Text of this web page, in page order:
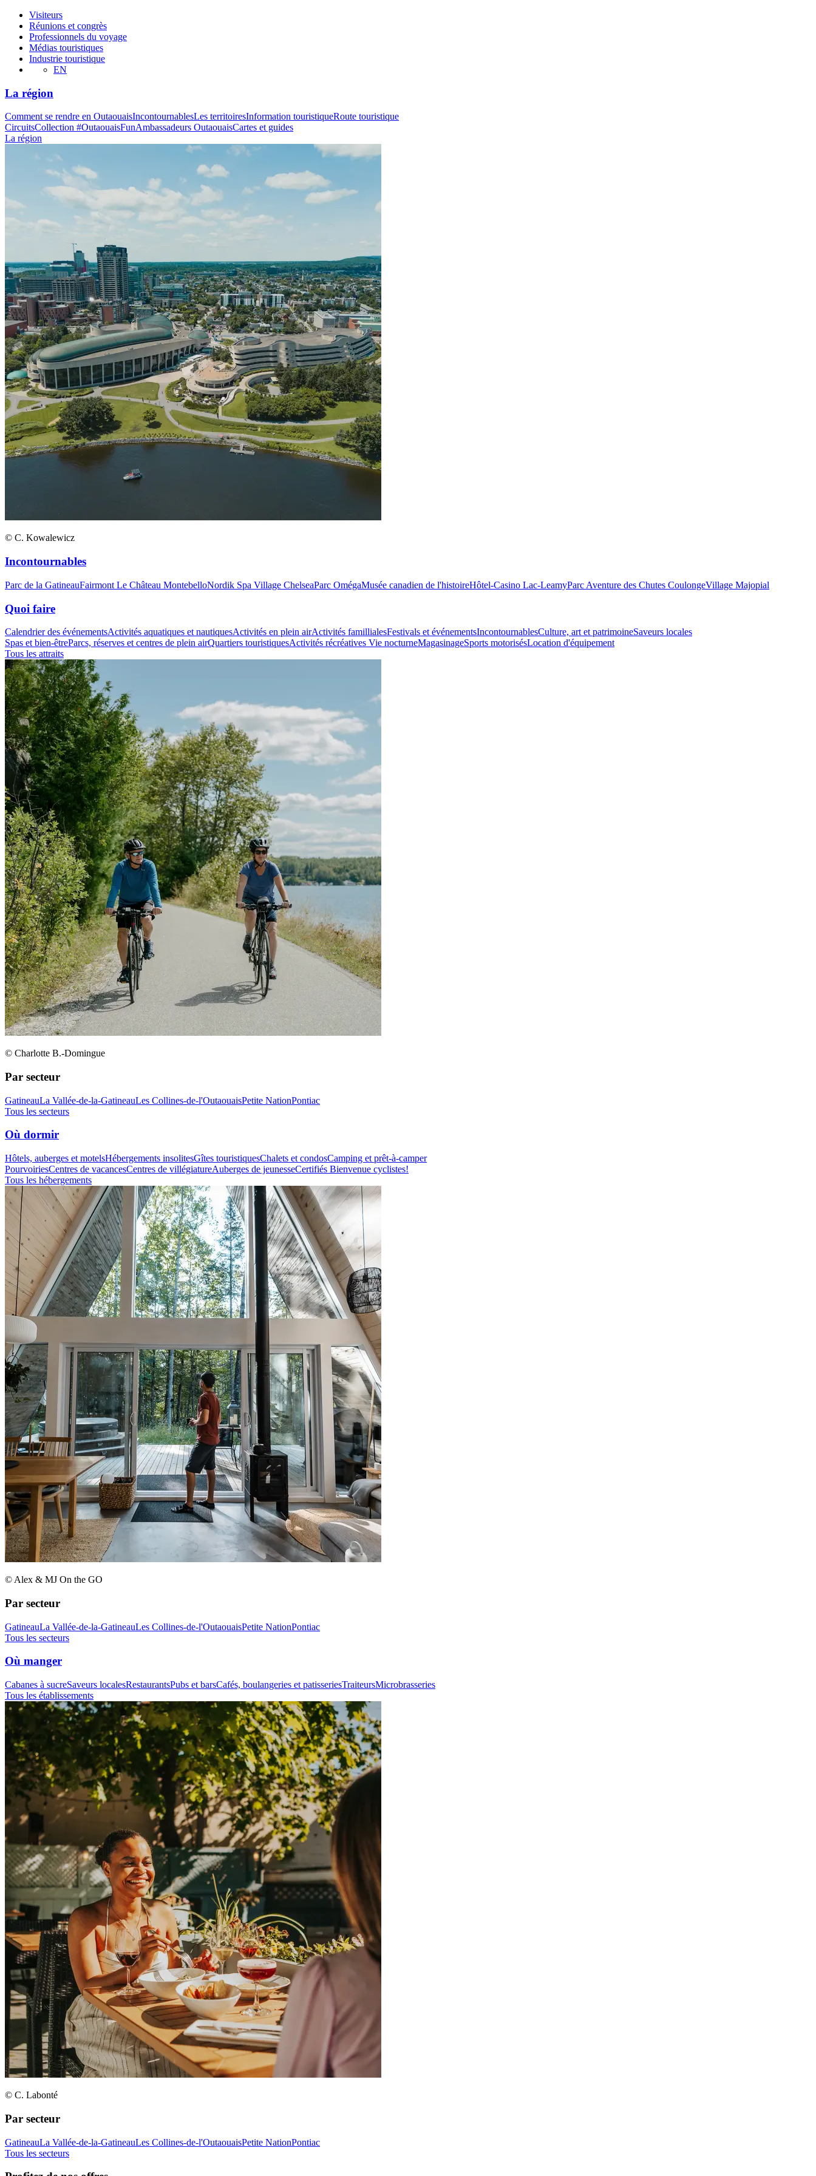
Visiteurs
Réunions et congrès
Professionnels du voyage
Médias touristiques
Industrie touristique
EN
La région
Comment se rendre en OutaouaisIncontournablesLes territoiresInformation touristiqueRoute touristique
CircuitsCollection #OutaouaisFunAmbassadeurs OutaouaisCartes et guides
La région
© C. Kowalewicz
Incontournables
Parc de la GatineauFairmont Le Château MontebelloNordik Spa Village ChelseaParc OmégaMusée canadien de l'histoireHôtel-Casino Lac-LeamyParc Aventure des Chutes CoulongeVillage Majopial
Quoi faire
Calendrier des événementsActivités aquatiques et nautiquesActivités en plein airActivités famillialesFestivals et événementsIncontournablesCulture, art et patrimoineSaveurs locales
Spas et bien-êtreParcs, réserves et centres de plein airQuartiers touristiquesActivités récréatives Vie nocturneMagasinageSports motorisésLocation d'équipement
Tous les attraits
© Charlotte B.-Domingue
Par secteur
GatineauLa Vallée-de-la-GatineauLes Collines-de-l'OutaouaisPetite NationPontiac
Tous les secteurs
Où dormir
Hôtels, auberges et motelsHébergements insolitesGîtes touristiquesChalets et condosCamping et prêt-à-camper
PourvoiriesCentres de vacancesCentres de villégiatureAuberges de jeunesseCertifiés Bienvenue cyclistes!
Tous les hébergements
© Alex & MJ On the GO
Par secteur
GatineauLa Vallée-de-la-GatineauLes Collines-de-l'OutaouaisPetite NationPontiac
Tous les secteurs
Où manger
Cabanes à sucreSaveurs localesRestaurantsPubs et barsCafés, boulangeries et patisseriesTraiteursMicrobrasseries
Tous les établissements
© C. Labonté
Par secteur
GatineauLa Vallée-de-la-GatineauLes Collines-de-l'OutaouaisPetite NationPontiac
Tous les secteurs